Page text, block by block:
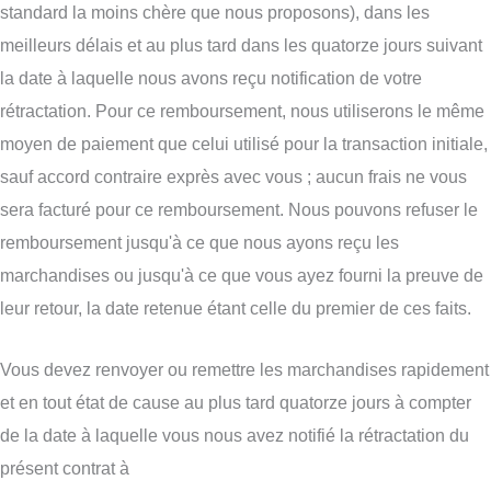
standard la moins chère que nous proposons), dans les
meilleurs délais et au plus tard dans les quatorze jours suivant
la date à laquelle nous avons reçu notification de votre
rétractation. Pour ce remboursement, nous utiliserons le même
moyen de paiement que celui utilisé pour la transaction initiale,
sauf accord contraire exprès avec vous ; aucun frais ne vous
sera facturé pour ce remboursement. Nous pouvons refuser le
remboursement jusqu'à ce que nous ayons reçu les
marchandises ou jusqu'à ce que vous ayez fourni la preuve de
leur retour, la date retenue étant celle du premier de ces faits.
Vous devez renvoyer ou remettre les marchandises rapidement
et en tout état de cause au plus tard quatorze jours à compter
de la date à laquelle vous nous avez notifié la rétractation du
présent contrat à